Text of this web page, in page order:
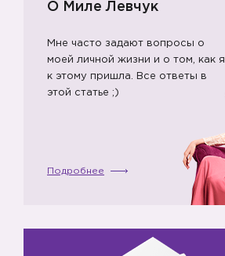
О Миле Левчук
Мне часто задают вопросы о
моей личной жизни и о том, как я
к этому пришла. Все ответы в
этой статье ;)
Подробнее